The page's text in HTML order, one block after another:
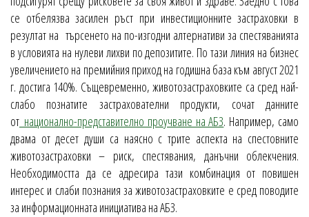
се отбелязва засилен ръст при инвестиционните застраховки в
резултат на търсенето на по-изгодни алтернативи за спестяванията
в условията на нулеви лихви по депозитите. По тази линия на бизнес
увеличението на премийния приход на годишна база към август 2021
г. достига 140%. Същевременно, животозастраховките са сред най-
слабо познатите застрахователни продукти, сочат данните
от национално-представително проучване на АБЗ. Например, само
двама от десет души са наясно с трите аспекта на спестовните
животозастраховки – риск, спестявания, данъчни облекчения.
Необходимостта да се адресира тази комбинация от повишен
интерес и слаби познания за животозастраховките е сред поводите
за информационната инициатива на АБЗ.